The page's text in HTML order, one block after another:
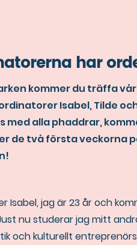
har
kommer du träffa
Isabel, Tilde
med alla phaddrar,
de två första veckorna
Isabel, jag är 23 år och
nu studerar jag mitt
och kulturellt